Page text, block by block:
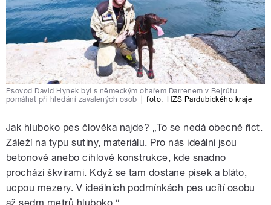
Psovod David Hynek byl s německým ohařem Darrenem v Bejrútu
pomáhat při hledání zavalených osob
foto: HZS Pardubického kraje
Jak hluboko pes člověka najde? „To se nedá obecně říct.
Záleží na typu sutiny, materiálu. Pro nás ideální jsou
betonové anebo cihlové konstrukce, kde snadno
prochází škvírami. Když se tam dostane písek a bláto,
ucpou mezery. V ideálních podmínkách pes ucítí osobu